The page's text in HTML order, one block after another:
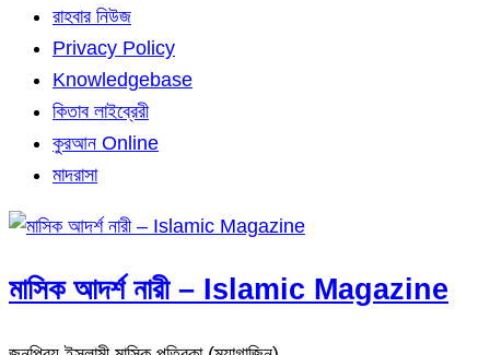
রাহবার নিউজ
Privacy Policy
Knowledgebase
কিতাব লাইব্রেরী
কুরআন Online
মাদরাসা
মাসিক আদর্শ নারী – Islamic Magazine